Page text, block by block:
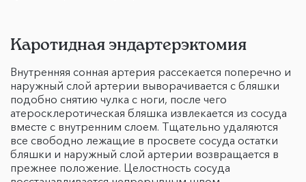
Каротидная эндартерэктомия
Внутренняя сонная артерия рассекается поперечно и
наружный слой артерии выворачивается с бляшки
подобно снятию чулка с ноги, после чего
атеросклеротическая бляшка извлекается из сосуда
вместе с внутренним слоем. Тщательно удаляются
все свободно лежащие в просвете сосуда остатки
бляшки и наружный слой артерии возвращается в
прежнее положение. Целостность сосуда